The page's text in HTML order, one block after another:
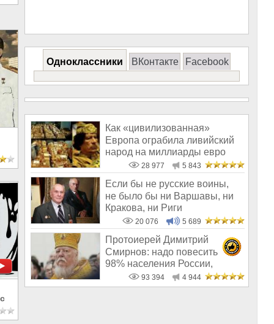
Одноклассники ВКонтакте Facebook
Как «цивилизованная»
Европа ограбила ливийский
народ на миллиарды евро
28 977 5 843
Если бы не русские воины,
не было бы ни Варшавы, ни
Кракова, ни Риги
20 076 5 689
Протоиерей Димитрий
Смирнов: надо повесить
98% населения России,
чтобы восторжество
93 394 4 944